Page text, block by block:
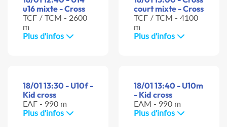
u16 mixte - Cross
TCF / TCM - 2600
m
Plus d'infos
court mixte - Cross
TCF / TCM - 4100
m
Plus d'infos
18/01 13:30 - U10f -
Kid cross
EAF - 990 m
Plus d'infos
18/01 13:40 - U10m
- Kid cross
EAM - 990 m
Plus d'infos